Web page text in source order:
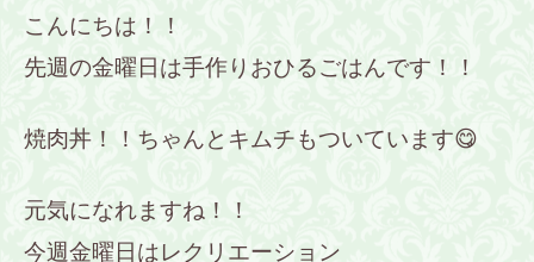
こんにちは！！
先週の金曜日は手作りおひるごはんです！！
焼肉丼！！ちゃんとキムチもついています😋
元気になれますね！！
今週金曜日はレクリエーション